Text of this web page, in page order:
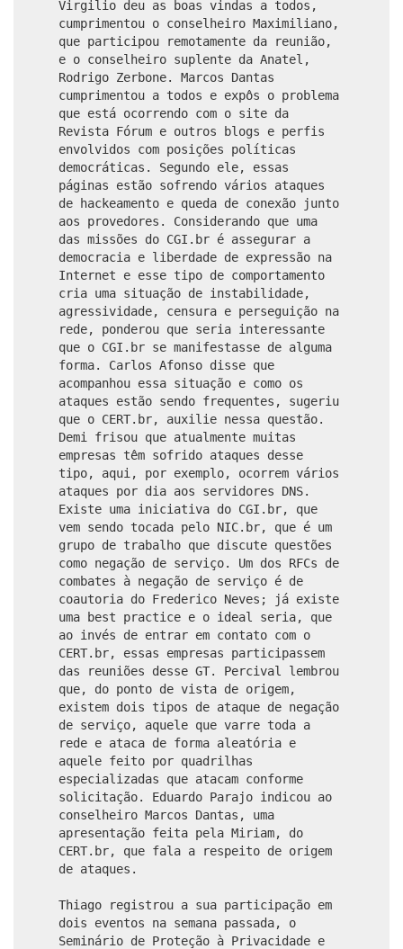
Virgilio deu as boas vindas a todos,
cumprimentou o conselheiro Maximiliano,
que participou remotamente da reunião,
e o conselheiro suplente da Anatel,
Rodrigo Zerbone. Marcos Dantas
cumprimentou a todos e expôs o problema
que está ocorrendo com o site da
Revista Fórum e outros blogs e perfis
envolvidos com posições políticas
democráticas. Segundo ele, essas
páginas estão sofrendo vários ataques
de hackeamento e queda de conexão junto
aos provedores. Considerando que uma
das missões do CGI.br é assegurar a
democracia e liberdade de expressão na
Internet e esse tipo de comportamento
cria uma situação de instabilidade,
agressividade, censura e perseguição na
rede, ponderou que seria interessante
que o CGI.br se manifestasse de alguma
forma. Carlos Afonso disse que
acompanhou essa situação e como os
ataques estão sendo frequentes, sugeriu
que o CERT.br, auxilie nessa questão.
Demi frisou que atualmente muitas
empresas têm sofrido ataques desse
tipo, aqui, por exemplo, ocorrem vários
ataques por dia aos servidores DNS.
Existe uma iniciativa do CGI.br, que
vem sendo tocada pelo NIC.br, que é um
grupo de trabalho que discute questões
como negação de serviço. Um dos RFCs de
combates à negação de serviço é de
coautoria do Frederico Neves; já existe
uma best practice e o ideal seria, que
ao invés de entrar em contato com o
CERT.br, essas empresas participassem
das reuniões desse GT. Percival lembrou
que, do ponto de vista de origem,
existem dois tipos de ataque de negação
de serviço, aquele que varre toda a
rede e ataca de forma aleatória e
aquele feito por quadrilhas
especializadas que atacam conforme
solicitação. Eduardo Parajo indicou ao
conselheiro Marcos Dantas, uma
apresentação feita pela Miriam, do
CERT.br, que fala a respeito de origem
de ataques.
Thiago registrou a sua participação em
dois eventos na semana passada, o
Seminário de Proteção à Privacidade e